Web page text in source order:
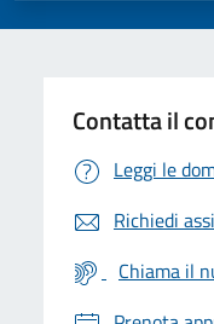
Contatta il
Leggi le
Richiedi
Chiama il